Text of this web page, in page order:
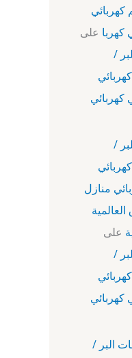
/ رقم كهربائي
على
/
كهربائي
كهربائي
/
كهربائي
منازل
على
/
كهربائي
كهربائي
البر /